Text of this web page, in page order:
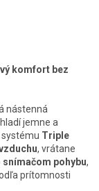
komfort bez
nástenná
jemne a
Triple
, vrátane
snímačom pohybu,
prítomnosti